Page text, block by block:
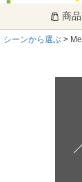
商
シーンから選ぶ